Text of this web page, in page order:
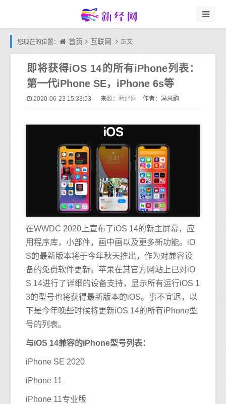
您现在的位置： 首页 互联网 正文
即将获得iOS 14的所有iPhone列表：
第一代iPhone SE，iPhone 6s等
2020-06-23 15:33:53 来源： 新经网 作者：冯思韵
在WWDC 2020上宣布了iOS 14的新主屏幕，应
用程序库，小部件，画中画以及更多新功能。iO
S的最新版本将于今年秋天推出，作为对兼容设
备的免费软件更新。苹果在其官方网站上已对iO
S 14进行了详细的设备支持，显示所有运行iOS 1
3的型号也将获得最新版本的iOS。事不宜迟，以
下是今年晚些时候将更新iOS 14的所有iPhone型
号的列表。
与iOS 14兼容的iPhone型号列表：
iPhone SE 2020
iPhone 11
iPhone 11专业版